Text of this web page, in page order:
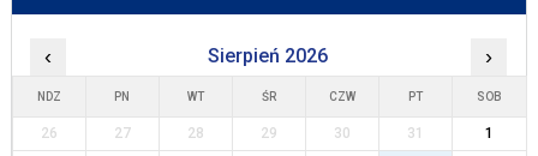
‹ Sierpień 2026 ›
NDZ PN WT ŚR CZW PT SOB
26 27 28 29 30 31
1